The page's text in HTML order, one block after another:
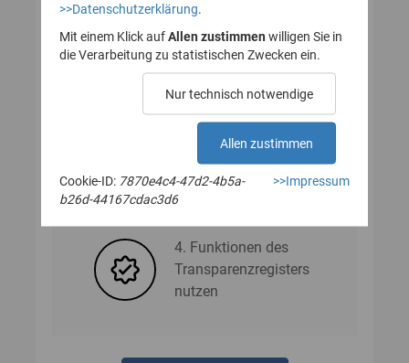
1. Nutzerkonto erstellen
des Nutzerkontos
bestätigen
3. Nutzerdaten angeben
4. Funktionen des
Transparenzregisters
nutzen
>>Datenschutzerklärung
Mit einem Klick auf Allen zustimmen willigen Sie in
die Verarbeitung zu statistischen Zwecken ein.
Nur technisch notwendige
Allen zustimmen
Cookie-ID: 7870e4c4-47d2-4b5a-
b26d-44167cdac3d6
>>Impressum